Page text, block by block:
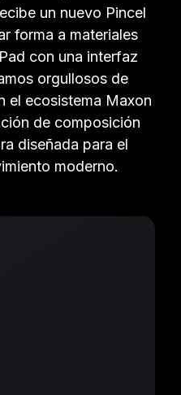
un nuevo Pincel
forma a materiales
con una interfaz
orgullosos de
el ecosistema Maxon
de composición
diseñada para el
moderno.